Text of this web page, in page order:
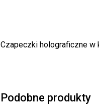
Czapeczki holograficzne w
Podobne produkty